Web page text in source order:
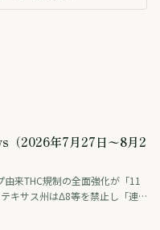
（2026年7月27日〜8月2
来THC規制の全面強化が「11
キサス州はΔ8等を禁止し「連